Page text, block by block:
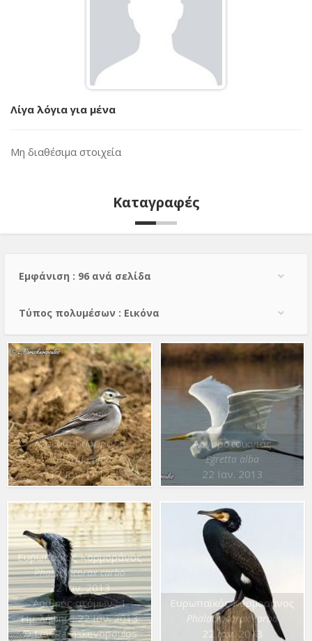
Λίγα λόγια για μένα
Μη διαθέσιμα στοιχεία
Καταγραφές
Εμφάνιση : 96 ανά σελίδα
Τύπος πολυμέσων : Εικόνα
Λευκοσουσουράδα
Motacilla alba
17 Ιαν. 2013
Αργυροτσικνιάς
Egretta alba
22 Ιαν. 2013
Ευρωπαϊκός Κορμοράνος
Phalacrocorax carbo
22 Ιαν. 2013
Αριθμός ατόμων : 1
Ημ. λήψης : 22 Ιαν. 2013
© Lev Paraskevopoulos
Ευρωπαϊκός Κορμοράνος
Phalacrocorax carbo
22 Ιαν. 2013